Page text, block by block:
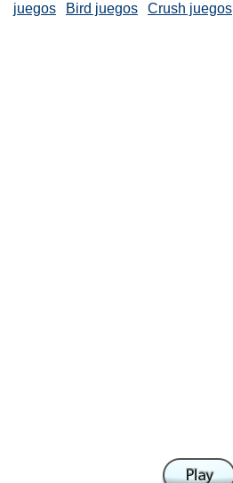
juegos
Bird juegos Crush juegos